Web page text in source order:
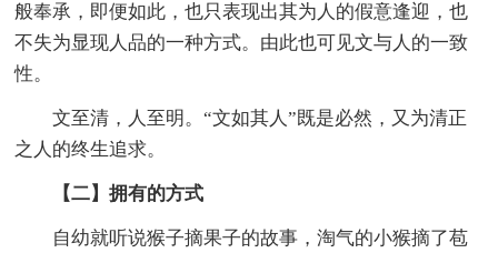
般奉承，即便如此，也只表现出其为人的假意逢迎，也
不失为显现人品的一种方式。由此也可见文与人的一致
性。
文至清，人至明。“文如其人”既是必然，又为清正
之人的终生追求。
【二】拥有的方式
自幼就听说猴子摘果子的故事，淘气的小猴摘了苞